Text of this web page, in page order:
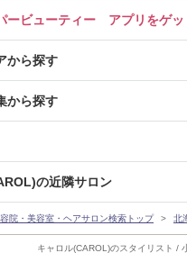
キャロル(CAROL)のスタイリスト /
ービューティー アプリをゲッ
から探す
から探す
の近隣サロン
院・美容室・ヘアサロン検索トップ 北